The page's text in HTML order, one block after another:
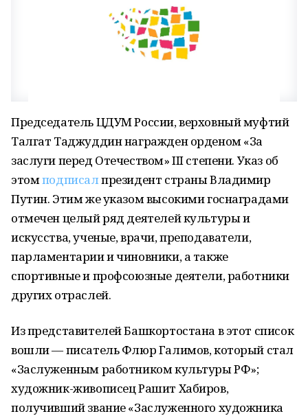
Председатель ЦДУМ России, верховный муфтий
Талгат Таджуддин награжден орденом «За
заслуги перед Отечеством» III степени. Указ об
этомподписалпрезидент страны Владимир
Путин. Этим же указом высокими госнаградами
отмечен целый ряд деятелей культуры и
искусства, ученые, врачи, преподаватели,
парламентарии и чиновники, а также
спортивные и профсоюзные деятели, работники
других отраслей.
Из представителей Башкортостана в этот список
вошли — писатель Флюр Галимов, который стал
«Заслуженным работником культуры РФ»;
художник-живописец Рашит Хабиров,
получивший звание «Заслуженного художника